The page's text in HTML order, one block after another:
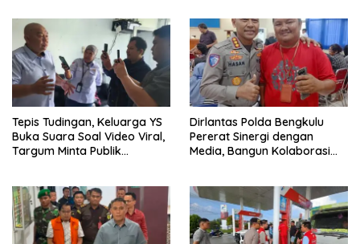
Tepis Tudingan, Keluarga YS
Buka Suara Soal Video Viral,
Targum Minta Publik
Dirlantas Polda Bengkulu
Pererat Sinergi dengan
Media, Bangun Kolaborasi